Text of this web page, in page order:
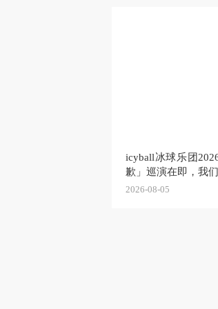
icyball冰球乐团
歉」巡演在即，我
2026-08-05